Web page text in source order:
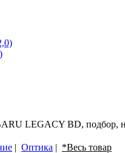
LEGACY BD, подбор,
| Оптика | *Весь товар